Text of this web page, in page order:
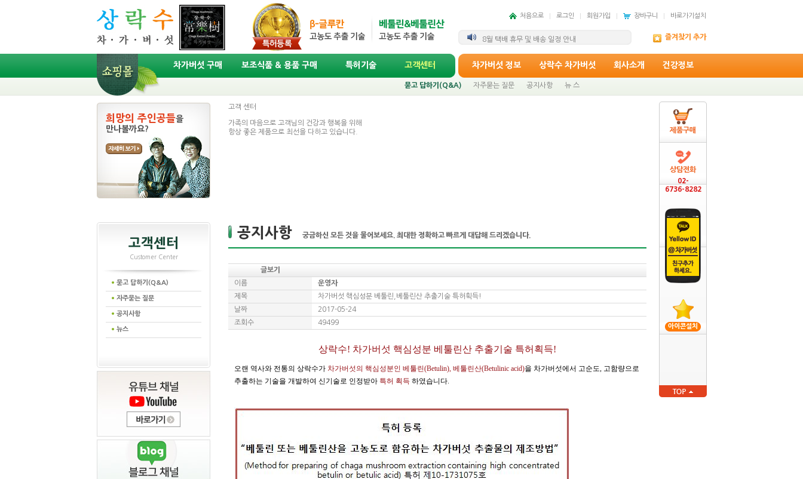
제품구매
상담전화
02-
6736-8282
아이콘설치
처음으로 로그인 회원가입 장바구니 바로가기설치
8월 택배 휴무 및 배송 일정 안내
즐겨찾기 추가
차가버섯 구매 보조식품 & 용품 구매 특허기술 고객센터
묻고 답하기(Q&A) 자주묻는 질문 공지사항 뉴 스
차가버섯 정보 상락수 차가버섯 회사소개 건강정보
희망의 주인공들을
만나볼까요?
고객 센터
가족의 마음으로 고객님의 건강과 행복을 위해
항상 좋은 제품으로 최선을 다하고 있습니다.
고객센터
Customer Center
묻고 답하기(Q&A)
자주묻는 질문
공지사항
뉴스
공지사항 궁금하신 모든 것을 물어보세요. 최대한 정확하고 빠르게 대답해 드리겠습니다.
글보기
이름
운영자
제목
차가버섯 핵심성분 베툴린,베툴린산 추출기술 특허획득!
날짜
2017-05-24
조회수
49499
상락수! 차가버섯 핵심성분 베툴린산 추출기술 특허획득!
오랜 역사와 전통의 상락수가 차가버섯의 핵심성분인 베툴린(Betulin), 베툴린산(Betulinic acid)을 차가버섯에서 고순도, 고함량으로
추출하는 기술을 개발하여 신기술로 인정받아 특허 획득 하였습니다.